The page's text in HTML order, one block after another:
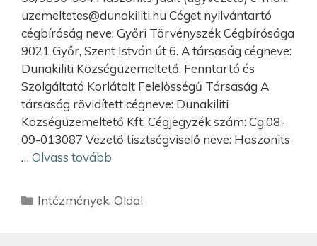
uzemeltetes@dunakiliti.hu Céget nyilvántartó
cégbíróság neve: Győri Törvényszék Cégbírósága
9021 Győr, Szent István út 6. A társaság cégneve:
Dunakiliti Községüzemeltető, Fenntartó és
Szolgáltató Korlátolt Felelősségű Társaság A
társaság rövidített cégneve: Dunakiliti
Községüzemeltető Kft. Cégjegyzék szám: Cg.08-
09-013087 Vezető tisztségviselő neve: Haszonits
… Olvass tovább
Intézmények,Oldal